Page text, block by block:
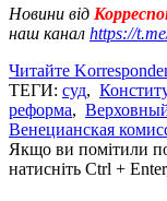
Новини від
наш канал https://
Читайте
ТЕГИ: суд,
реформа,
Венецианская
Якщо ви помітили
натисніть Ctrl +